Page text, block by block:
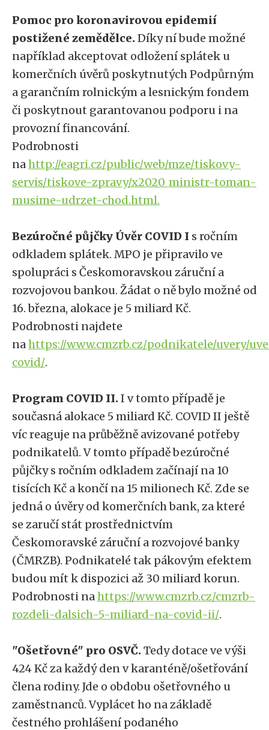
Pomoc pro koronavirovou epidemií
postižené zemědělce.Díky ní bude možné
například akceptovat odložení splátek u
komerčních úvěrů poskytnutých Podpůrným
a garančním rolnickým a lesnickým fondem
či poskytnout garantovanou podporu i na
provozní financování.
Podrobnosti
nahttp://eagri.cz/public/web/mze/tiskovy-
servis/tiskove-zpravy/x2020_ministr-toman-
musime-udrzet-chod.html.
Bezúročné půjčky Úvěr COVID I s ročním
odkladem splátek. MPO je připravilo ve
spolupráci s Českomoravskou záruční a
rozvojovou bankou. Žádat o ně bylo možné od
16. března, alokace je 5 miliard Kč.
Podrobnosti najdete
nahttps://www.cmzrb.cz/podnikatele/uvery/
covid/.
Program COVID II.I v tomto případě je
současná alokace 5 miliard Kč. COVID II ještě
víc reaguje na průběžně avizované potřeby
podnikatelů. V tomto případě bezúročné
půjčky s ročním odkladem začínají na 10
tisících Kč a končí na 15 milionech Kč. Zde se
jedná o úvěry od komerčních bank, za které
se zaručí stát prostřednictvím
Českomoravské záruční a rozvojové banky
(ČMRZB). Podnikatelé tak pákovým efektem
budou mít k dispozici až 30 miliard korun.
Podrobnosti nahttps://www.cmzrb.cz/cmzrb-
rozdeli-dalsich-5-miliard-na-covid-ii/.
"Ošetřovné" pro OSVČ.Tedy dotace ve výši
424 Kč za každý den v karanténě/ošetřování
člena rodiny. Jde o obdobu ošetřovného u
zaměstnanců. Vyplácet ho na základě
čestného prohlášení podaného